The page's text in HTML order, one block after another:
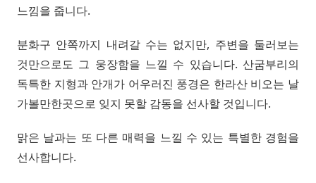
느낌을 줍니다.
분화구 안쪽까지 내려갈 수는 없지만, 주변을 둘러보는
것만으로도 그 웅장함을 느낄 수 있습니다. 산굼부리의
독특한 지형과 안개가 어우러진 풍경은 한라산 비오는 날
가볼만한곳으로 잊지 못할 감동을 선사할 것입니다.
맑은 날과는 또 다른 매력을 느낄 수 있는 특별한 경험을
선사합니다.